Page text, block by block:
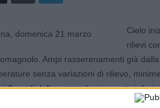
Cielo
rilievi
Ampi rasserenamenti già
senza variazioni di rilievo,
3 gradi della costa; decisamente
Massime intorno a 8 / 9 gradi,